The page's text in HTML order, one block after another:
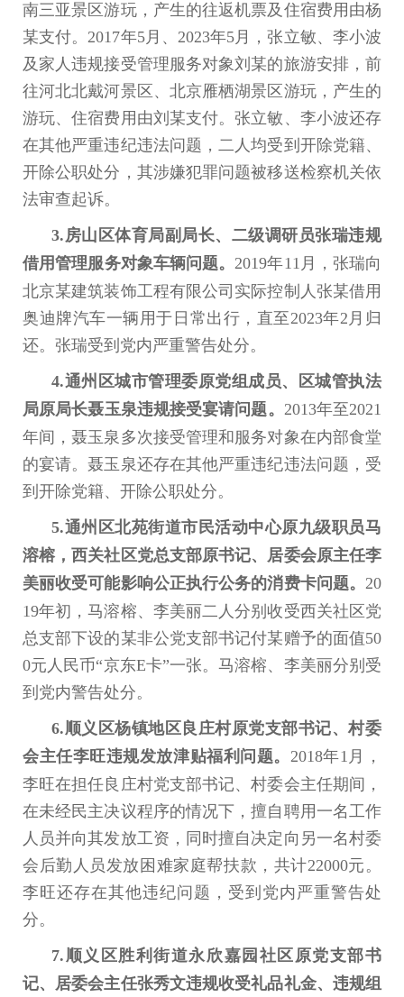
南三亚景区游玩，产生的往返机票及住宿费用由杨
某支付。2017年5月、2023年5月，张立敏、李小波
及家人违规接受管理服务对象刘某的旅游安排，前
往河北北戴河景区、北京雁栖湖景区游玩，产生的
游玩、住宿费用由刘某支付。张立敏、李小波还存
在其他严重违纪违法问题，二人均受到开除党籍、
开除公职处分，其涉嫌犯罪问题被移送检察机关依
法审查起诉。
3.房山区体育局副局长、二级调研员张瑞违规
借用管理服务对象车辆问题。2019年11月，张瑞向
北京某建筑装饰工程有限公司实际控制人张某借用
奥迪牌汽车一辆用于日常出行，直至2023年2月归
还。张瑞受到党内严重警告处分。
4.通州区城市管理委原党组成员、区城管执法
局原局长聂玉泉违规接受宴请问题。 2013年至2021
年间，聂玉泉多次接受管理和服务对象在内部食堂
的宴请。聂玉泉还存在其他严重违纪违法问题，受
到开除党籍、开除公职处分。
5.通州区北苑街道市民活动中心原九级职员马
溶榕，西关社区党总支部原书记、居委会原主任李
美丽收受可能影响公正执行公务的消费卡问题。 20
19年初，马溶榕、李美丽二人分别收受西关社区党
总支部下设的某非公党支部书记付某赠予的面值50
0元人民币“京东E卡”一张。马溶榕、李美丽分别受
到党内警告处分。
6.顺义区杨镇地区良庄村原党支部书记、村委
会主任李旺违规发放津贴福利问题。 2018年1月，
李旺在担任良庄村党支部书记、村委会主任期间，
在未经民主决议程序的情况下，擅自聘用一名工作
人员并向其发放工资，同时擅自决定向另一名村委
会后勤人员发放困难家庭帮扶款，共计22000元。
李旺还存在其他违纪问题，受到党内严重警告处
分。
7.顺义区胜利街道永欣嘉园社区原党支部书
记、居委会主任张秀文违规收受礼品礼金、违规组